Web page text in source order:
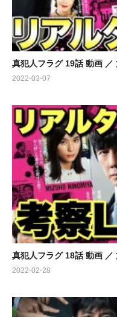
真犯人フラグ 19話 動画
2022-03-07
真犯人フラグ 18話 動画
2022-02-28